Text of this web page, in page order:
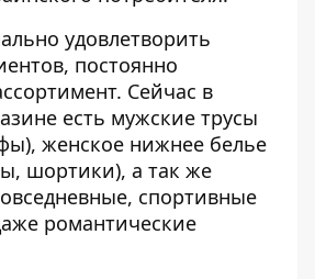
удовлетворить
постоянно
Сейчас в
есть мужские трусы
женское нижнее белье
шортики), а так же
спортивные
романтические